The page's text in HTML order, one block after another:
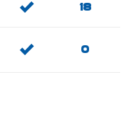
18
0